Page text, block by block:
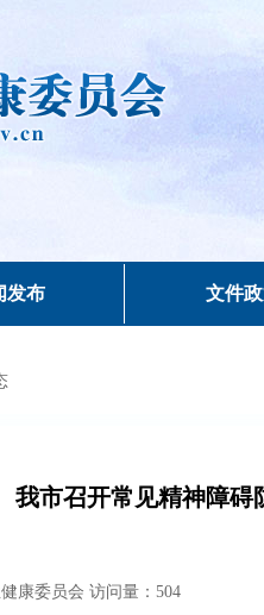
发布 文件
我市召开常见精神障碍
康委员会 访问量： 504